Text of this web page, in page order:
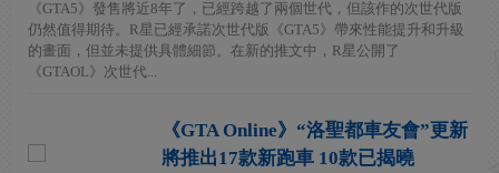
《GTA5》發售將近8年了，已經跨越了兩個世代，但該作的次世代版
仍然值得期待。R星已經承諾次世代版《GTA5》帶來性能提升和升級
的畫面，但並未提供具體細節。在新的推文中，R星公開了
《GTAOL》次世代...
《GTA Online》“洛聖都車友會”更新
將推出17款新跑車 10款已揭曉